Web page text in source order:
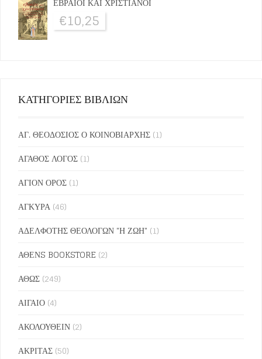
€10,25
ΚΑΤΗΓΟΡΙΕΣ ΒΙΒΛΙΩΝ
ΑΓ. ΘΕΟΔΟΣΙΟΣ Ο ΚΟΙΝΟΒΙΑΡΧΗΣ (1)
ΑΓΑΘΟΣ ΛΟΓΟΣ (1)
ΑΓΙΟΝ ΟΡΟΣ (1)
ΑΓΚΥΡΑ (46)
ΑΔΕΛΦΟΤΗΣ ΘΕΟΛΟΓΩΝ "Η ΖΩΗ" (1)
ΑΘΕΝS BOOKSTORE (2)
ΑΘΩΣ (249)
ΑΙΓΑΙΟ (4)
ΑΚΟΛΟΥΘΕΙΝ (2)
ΑΚΡΙΤΑΣ (50)